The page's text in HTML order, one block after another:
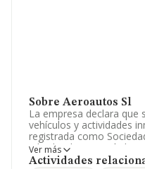
Sobre Aeroautos Sl
La empresa declara que
vehículos y actividades
registrada como
'Alquiler de automóviles
La empresa no tiene
Ver más
Actividades